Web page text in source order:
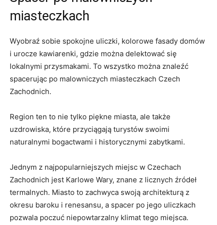
miasteczkach
Wyobraź​ sobie spokojne uliczki, kolorowe fasady domów
i​ urocze kawiarenki, gdzie można delektować‌ się
lokalnymi ⁣przysmakami. To wszystko można znaleźć
spacerując po malowniczych miasteczkach Czech
Zachodnich.
Region ten to nie ⁣tylko piękne miasta, ale ⁣także
uzdrowiska, ‌które ‍przyciągają⁤ turystów⁤ swoimi
naturalnymi bogactwami i historycznymi zabytkami.
Jednym z⁤ najpopularniejszych miejsc w Czechach
Zachodnich ⁤jest Karlowe Wary,‌ znane z licznych źródeł
termalnych. Miasto to zachwyca swoją architekturą z
okresu baroku i⁤ renesansu, ​a⁣ spacer ⁣po jego⁤ uliczkach
pozwala poczuć niepowtarzalny klimat tego miejsca.